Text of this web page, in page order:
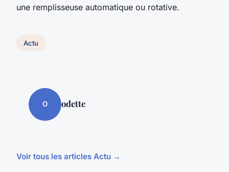
une remplisseuse automatique ou rotative.
Actu
O odette
Voir tous les articles Actu →